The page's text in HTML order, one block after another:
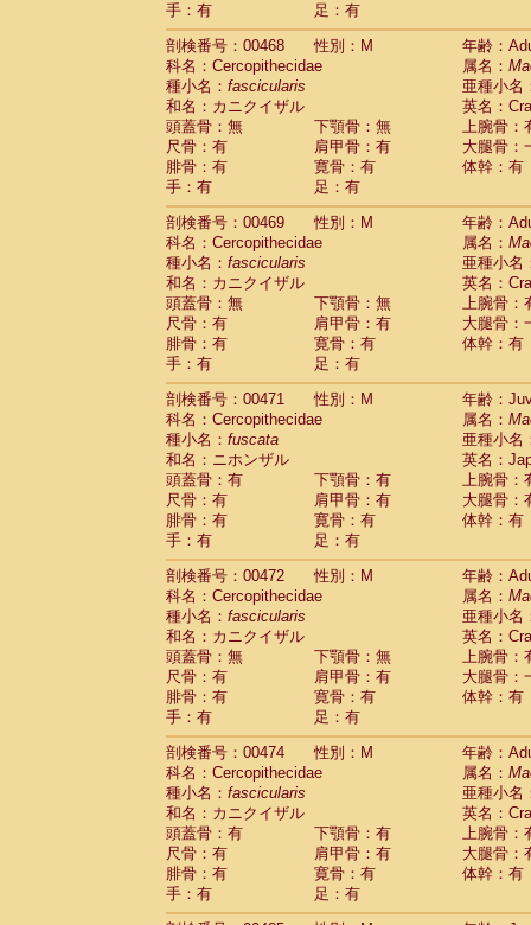
手：有
足：有
剖検番号：00468
性別：M
年齢：
科名：Cercopithecidae
属名：
種小名： fascicularis
亜種小名
和名：カニクイザル
英名：
頭蓋骨：無
下顎骨：無
上腕骨：
尺骨：有
肩甲骨：有
大腿骨：
腓骨：有
寛骨：有
体幹：有
手：有
足：有
剖検番号：00469
性別：M
年齢：
科名：Cercopithecidae
属名：
種小名： fascicularis
亜種小名
和名：カニクイザル
英名：
頭蓋骨：無
下顎骨：無
上腕骨：
尺骨：有
肩甲骨：有
大腿骨：
腓骨：有
寛骨：有
体幹：有
手：有
足：有
剖検番号：00471
性別：M
年齢：
科名：Cercopithecidae
属名：
種小名： fuscata
亜種小名
和名：ニホンザル
英名：
頭蓋骨：有
下顎骨：有
上腕骨：
尺骨：有
肩甲骨：有
大腿骨：
腓骨：有
寛骨：有
体幹：有
手：有
足：有
剖検番号：00472
性別：M
年齢：
科名：Cercopithecidae
属名：
種小名： fascicularis
亜種小名
和名：カニクイザル
英名：
頭蓋骨：無
下顎骨：無
上腕骨：
尺骨：有
肩甲骨：有
大腿骨：
腓骨：有
寛骨：有
体幹：有
手：有
足：有
剖検番号：00474
性別：M
年齢：
科名：Cercopithecidae
属名：
種小名： fascicularis
亜種小名
和名：カニクイザル
英名：
頭蓋骨：有
下顎骨：有
上腕骨：
尺骨：有
肩甲骨：有
大腿骨：
腓骨：有
寛骨：有
体幹：有
手：有
足：有